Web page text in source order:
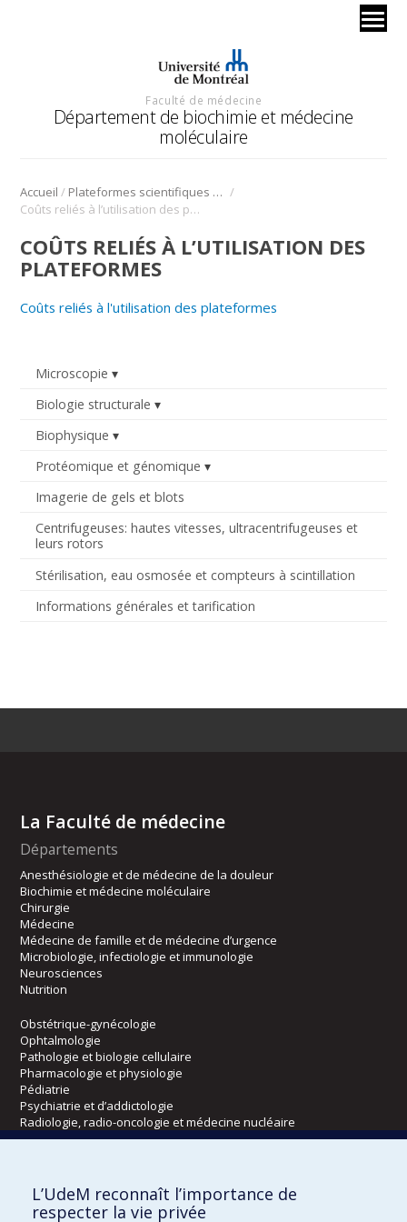
Faculté de médecine
Département de biochimie et médecine
moléculaire
Accueil / Plateformes scientifiques BMM /
Coûts reliés à l’utilisation des plateformes
Microscopie
Biologie structurale
Biophysique
Protéomique et génomique
Imagerie de gels et blots
Centrifugeuses: hautes vitesses, ultracentrifugeuses et
leurs rotors
Stérilisation, eau osmosée et compteurs à scintillation
Informations générales et tarification
COÛTS RELIÉS À L’UTILISATION DES
PLATEFORMES
Coûts reliés à l'utilisation des plateformes
La Faculté de médecine
Départements
Anesthésiologie et de médecine de la douleur
Biochimie et médecine moléculaire
Chirurgie
Médecine
Médecine de famille et de médecine d’urgence
Microbiologie, infectiologie et immunologie
Neurosciences
Nutrition
Obstétrique-gynécologie
Ophtalmologie
Pathologie et biologie cellulaire
Pharmacologie et physiologie
Pédiatrie
Psychiatrie et d’addictologie
Radiologie, radio-oncologie et médecine nucléaire
Écoles
Kinésiologie et des sciences de l’activité physique
L’UdeM reconnaît l’importance de
respecter la vie privée